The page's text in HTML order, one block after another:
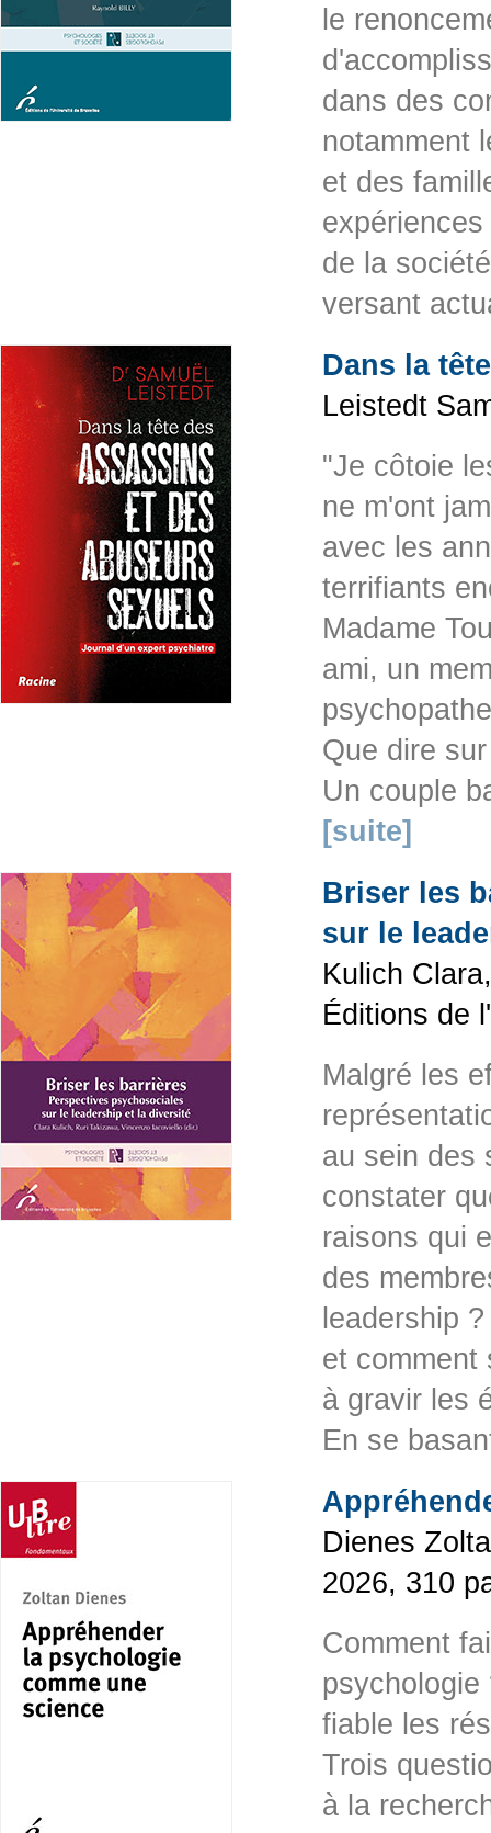
le
dans des
notamment
et des
de la
versant
Dans la
Leistedt
"Je côtoie
ne m'ont
avec les
terrifiants
Madame
ami, un
Que dire
Un couple
[suite]
Briser les
sur le
Kulich
Éditions de
Malgré les
au sein des
constater
raisons qui
des
leadership
et comment
à gravir les
En se
Dienes
2026, 310
Comment
psychologie
fiable les
Trois
à la